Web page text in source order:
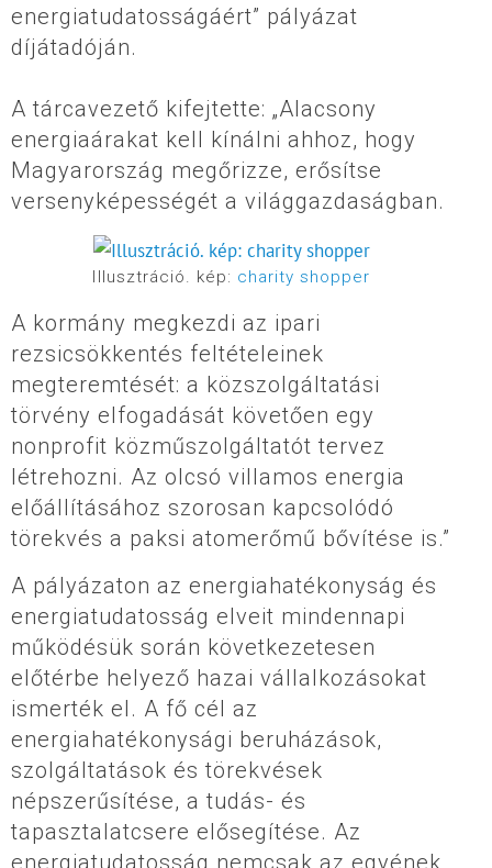
energiatudatosságáért” pályázat
díjátadóján.
A tárcavezető kifejtette: „Alacsony
energiaárakat kell kínálni ahhoz, hogy
Magyarország megőrizze, erősítse
versenyképességét a világgazdaságban.
Illusztráció. kép: charity shopper
A kormány megkezdi az ipari
rezsicsökkentés feltételeinek
megteremtését: a közszolgáltatási
törvény elfogadását követően egy
nonprofit közműszolgáltatót tervez
létrehozni. Az olcsó villamos energia
előállításához szorosan kapcsolódó
törekvés a paksi atomerőmű bővítése is.”
A pályázaton az energiahatékonyság és
energiatudatosság elveit mindennapi
működésük során következetesen
előtérbe helyező hazai vállalkozásokat
ismerték el. A fő cél az
energiahatékonysági beruházások,
szolgáltatások és törekvések
népszerűsítése, a tudás- és
tapasztalatcsere elősegítése. Az
energiatudatosság nemcsak az egyének